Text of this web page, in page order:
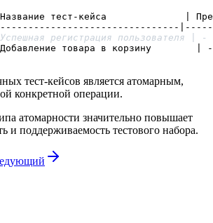
| Название тест-кейса
регистрация пользователя | -
товара в корзину        | -
тест-кейсов является атомарным,
конкретной операции.
атомарности значительно повышает
и поддерживаемость тестового набора.